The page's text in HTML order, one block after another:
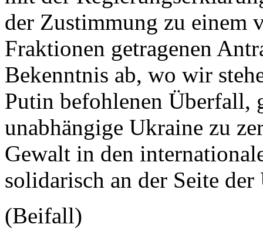
der Zustimmung zu einem
Fraktionen getragenen
Bekenntnis ab, wo wir
Putin befohlenen Überfall,
unabhängige Ukraine zu
Gewalt in den
solidarisch an der Seite
(Beifall)